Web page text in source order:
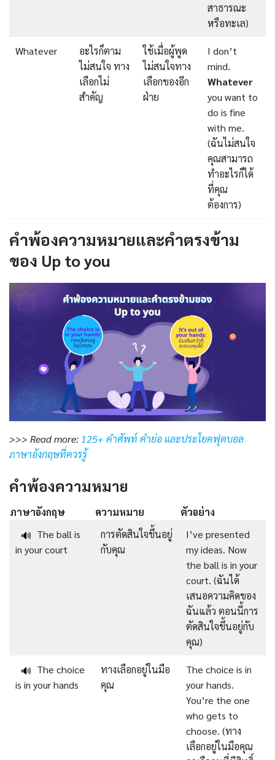
สาธารณะ
หรือทะเล)
Whatever
อะไรก็ตาม
ไม่สนใจ ทาง
เลือกไม่
สำคัญ
ใช้เมื่อผู้พูด
ไม่สนใจทาง
เลือกของอีก
ฝ่าย
I don’t
mind.
Whatever
you want to
do is fine
with me.
(ฉันไม่สนใจ
คุณสามารถ
ทำอะไรก็ได้
ที่คุณ
ต้องการ)
คำพ้องความหมายและคำตรงข้าม
ของ Up to you
>>> Read more: 125+ คำศัพท์ คำย่อ และประโยคฟุตบอล
ภาษาอังกฤษที่ควรรู้
คำพ้องความหมาย
ภาษาอังกฤษ ความหมาย
ตัวอย่าง
🔊 The ball is
in your court
การตัดสินใจขึ้นอยู่
กับคุณ
I’ve presented
my ideas. Now
the ball is in your
court. (ฉันได้
เสนอความคิดของ
ฉันแล้ว ตอนนี้การ
ตัดสินใจขึ้นอยู่กับ
คุณ)
🔊 The choice
is in your hands
ทางเลือกอยู่ในมือ
คุณ
The choice is in
your hands.
You’re the one
who gets to
choose. (ทาง
เลือกอยู่ในมือคุณ